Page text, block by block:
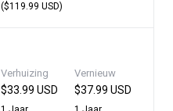
($119.99 USD)
Verhuizing
$33.99 USD
Vernieuw
$37.99 USD